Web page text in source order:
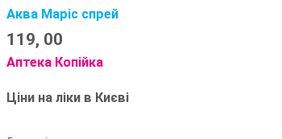
Аква Маріс спрей
119, 00
Аптека Копійка
Ціни на ліки в Києві